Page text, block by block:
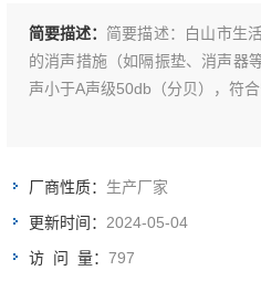
简要描述： 简要描述：白山市生
的消声措施（如隔振垫、消声器
声小于A声级50db（分贝），符
厂商性质： 生产厂家
更新时间： 2024-05-04
访 问 量： 797